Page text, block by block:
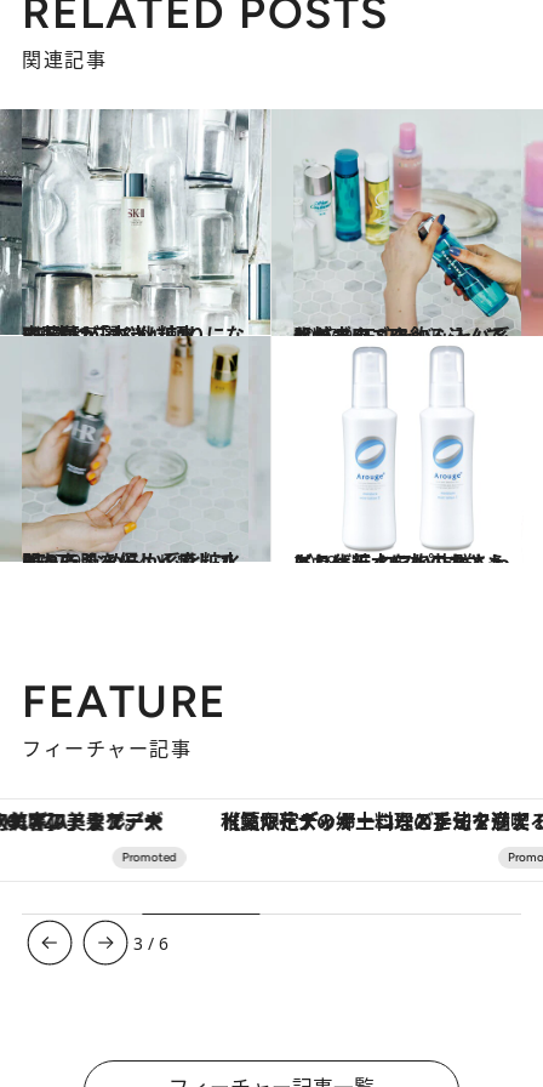
RELATED POSTS
関連記事
2017.3.7
齋藤薫が選ぶ化粧水BEST12「本当に頼りになる1本はこれ！」
ビューティ＆ヘルス 2017.9.7
肌がゴクゴク飲み込んでくれる！ シャバシャバ系化粧水BEST5
ビューティ＆ヘルス
2017.9.9
弱った肌を優しく癒してくれる なめらか系化粧水BEST5
ビューティ＆ヘルス 2018.5.6
どこへ行くにもこれさえあれば！ コスパ抜群しっとり化粧水を旅のおともに
ビューティ＆ヘルス
FEATURE
フィーチャー記事
【夏限定ディナーコース】旬を迎える稚鮎や花ズッキーニなどをイタリア・トスカーナの郷土料理の手法で満喫！
3 /6